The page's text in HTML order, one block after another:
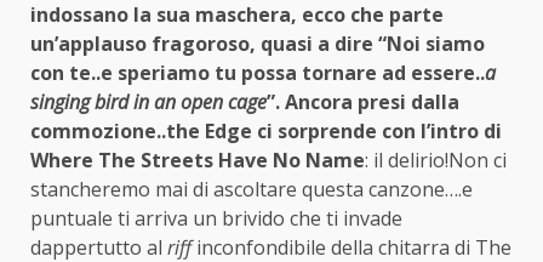
indossano la sua maschera, ecco che parte
un’applauso fragoroso, quasi a dire “Noi siamo
con te..e speriamo tu possa tornare ad essere..a
singing bird in an open cage”. Ancora presi dalla
commozione..the Edge ci sorprende con l’intro di
Where The Streets Have No Name: il delirio!Non ci
stancheremo mai di ascoltare questa canzone….e
puntuale ti arriva un brivido che ti invade
dappertutto al riffinconfondibile della chitarra di The